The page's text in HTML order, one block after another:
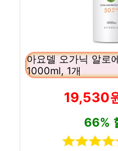
아요델 오가닉 알로
1000ml, 1개
19,530
66%